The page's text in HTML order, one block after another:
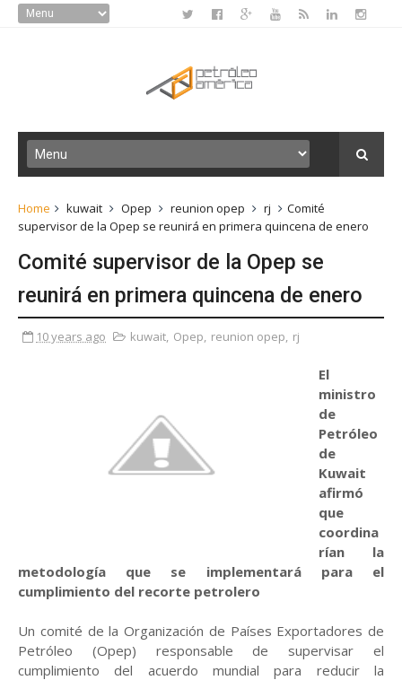
Home kuwait Opep reunion opep rj
Comité
supervisor de la Opep se reunirá en primera quincena de enero
Comité supervisor de la Opep se
reunirá en primera quincena de enero
10 years ago kuwait, Opep, reunion opep, rj
El
ministro
de
Petróleo
de
Kuwait
afirmó
que
coordina
rían la
metodología que se implementará para el
cumplimiento del recorte petrolero
Un comité de la Organización de Países Exportadores de
Petróleo (Opep) responsable de supervisar el
cumplimiento del acuerdo mundial para reducir la